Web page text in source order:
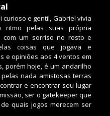
curioso e gentil, Gabriel vivia
ritmo pelas suas própria
com um sorriso no rosto e
coisas que jogava e
e opiniões aos 4 ventos em
porém hoje, é um andarilho
nada amistosas terras
e encontrar seu lugar
ser o gatekeeper que
quais jogos merecem ser